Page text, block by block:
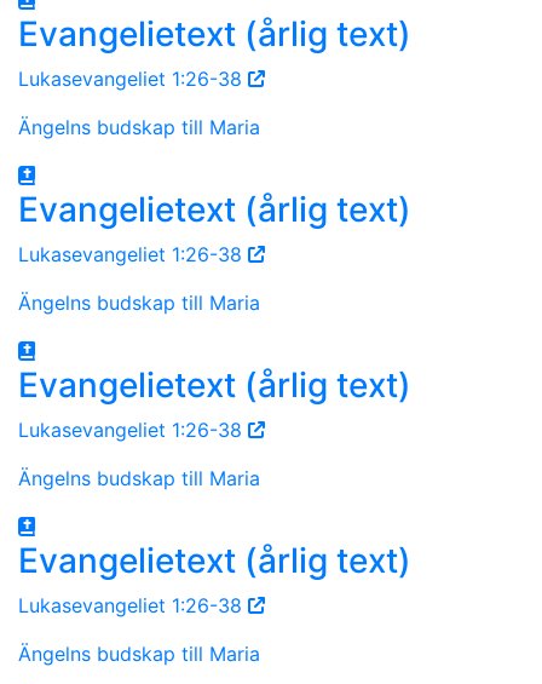
Evangelietext (årlig text)
Lukasevangeliet 1:26-38
Ängelns budskap till Maria
Evangelietext (årlig text)
Lukasevangeliet 1:26-38
Ängelns budskap till Maria
Evangelietext (årlig text)
Lukasevangeliet 1:26-38
Ängelns budskap till Maria
Evangelietext (årlig text)
Lukasevangeliet 1:26-38
Ängelns budskap till Maria